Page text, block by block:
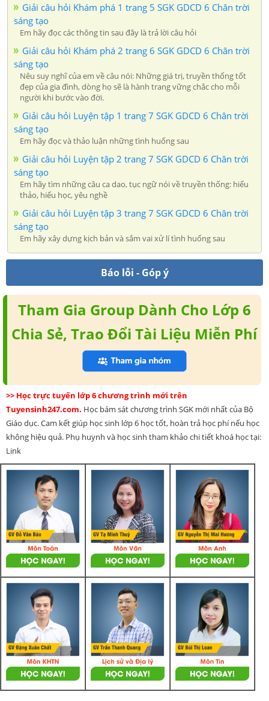
Giải câu hỏi Khám phá 1 trang 5 SGK GDCD 6 Chân trời
sáng tạo
Em hãy đọc các thông tin sau đây là trả lời câu hỏi
Giải câu hỏi Khám phá 2 trang 6 SGK GDCD 6 Chân trời
sáng tạo
Nêu suy nghĩ của em về câu nói: Những giá trị, truyền thống tốt
đẹp của gia đình, dòng họ sẽ là hành trang vững chắc cho mỗi
người khi bước vào đời.
Giải câu hỏi Luyện tập 1 trang 7 SGK GDCD 6 Chân trời
sáng tạo
Em hãy đọc và thảo luận những tình huống sau
Giải câu hỏi Luyện tập 2 trang 7 SGK GDCD 6 Chân trời
sáng tạo
Em hãy tìm những câu ca dao, tục ngữ nói về truyền thống: hiếu
thảo, hiếu học, yêu nghề
Giải câu hỏi Luyện tập 3 trang 7 SGK GDCD 6 Chân trời
sáng tạo
Em hãy xây dựng kịch bản và sắm vai xử lí tình huống sau
Báo lỗi - Góp ý
Tham Gia Group Dành Cho Lớp 6
Chia Sẻ, Trao Đổi Tài Liệu Miễn Phí
>> Học trực tuyến lớp 6 chương trình mới trên
Tuyensinh247.com. Học bám sát chương trình SGK mới nhất của Bộ
Giáo dục. Cam kết giúp học sinh lớp 6 học tốt, hoàn trả học phí nếu học
không hiệu quả. Phụ huynh và học sinh tham khảo chi tiết khoá học tại:
Link